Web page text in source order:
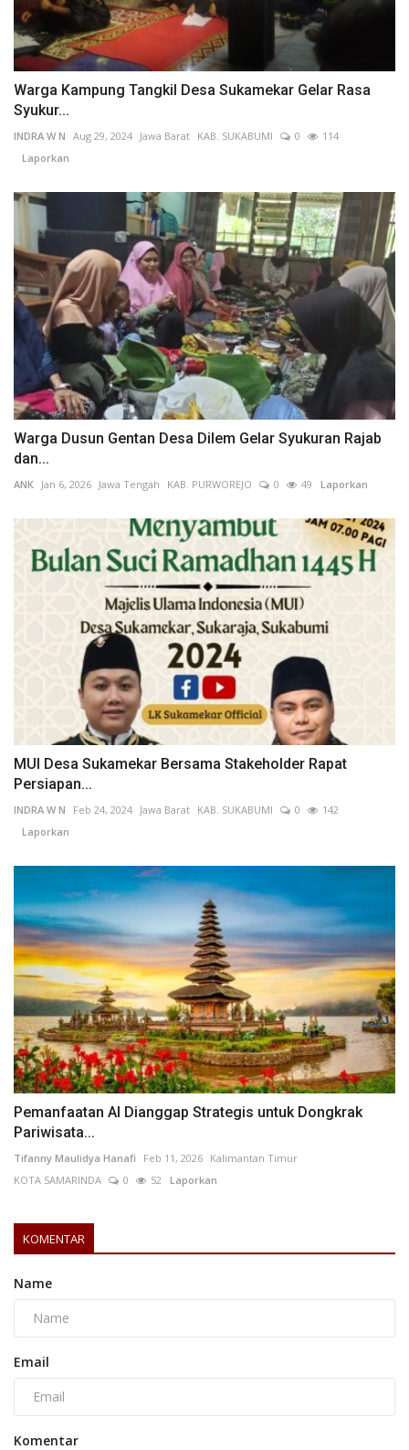
Warga Kampung Tangkil Desa Sukamekar Gelar Rasa
Syukur...
INDRA W N Aug 29, 2024 Jawa Barat KAB. SUKABUMI 0
114
Laporkan
Warga Dusun Gentan Desa Dilem Gelar Syukuran Rajab
dan...
ANK Jan 6, 2026 Jawa Tengah KAB. PURWOREJO 0 49 Laporkan
MUI Desa Sukamekar Bersama Stakeholder Rapat
Persiapan...
INDRA W N Feb 24, 2024 Jawa Barat KAB. SUKABUMI 0
142
Laporkan
Pemanfaatan AI Dianggap Strategis untuk Dongkrak
Pariwisata...
Tifanny Maulidya Hanafi Feb 11, 2026 Kalimantan Timur
KOTA SAMARINDA
0 52 Laporkan
KOMENTAR
Name
Email
Komentar